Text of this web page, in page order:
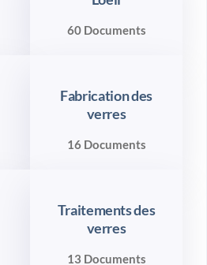
60 Documents
Fabrication des
verres
16 Documents
Traitements des
verres
13 Documents